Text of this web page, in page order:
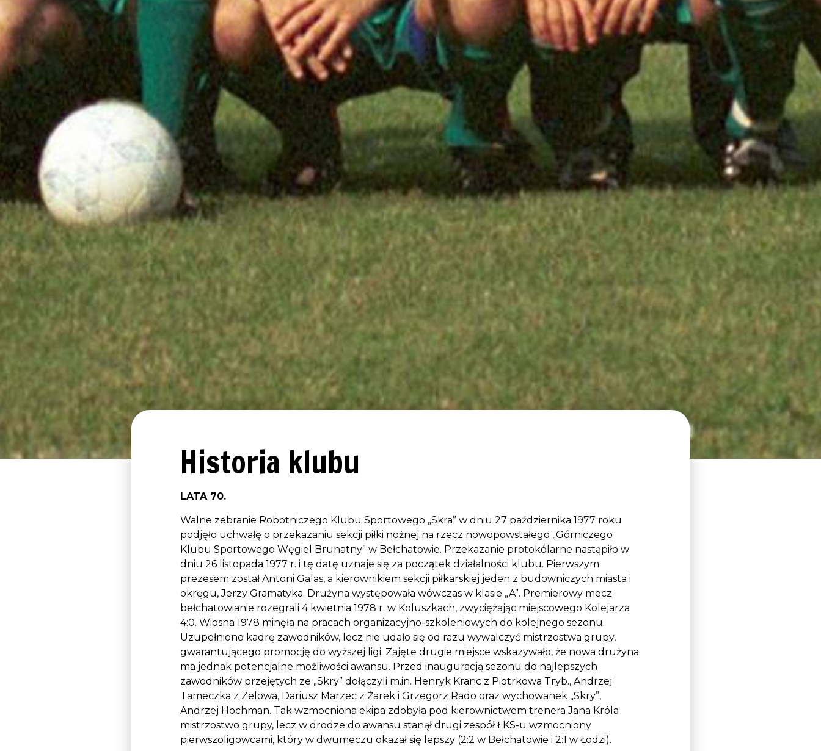
Historia klubu
LATA 70.
Walne zebranie Robotniczego Klubu Sportowego „Skra” w dniu 27 października 1977 roku
podjęło uchwałę o przekazaniu sekcji piłki nożnej na rzecz nowopowstałego „Górniczego
Klubu Sportowego Węgiel Brunatny” w Bełchatowie. Przekazanie protokólarne nastąpiło w
dniu 26 listopada 1977 r. i tę datę uznaje się za początek działalności klubu. Pierwszym
prezesem został Antoni Galas, a kierownikiem sekcji piłkarskiej jeden z budowniczych miasta i
okręgu, Jerzy Gramatyka. Drużyna występowała wówczas w klasie „A”. Premierowy mecz
bełchatowianie rozegrali 4 kwietnia 1978 r. w Koluszkach, zwyciężając miejscowego Kolejarza
4:0. Wiosna 1978 minęła na pracach organizacyjno-szkoleniowych do kolejnego sezonu.
Uzupełniono kadrę zawodników, lecz nie udało się od razu wywalczyć mistrzostwa grupy,
gwarantującego promocję do wyższej ligi. Zajęte drugie miejsce wskazywało, że nowa drużyna
ma jednak potencjalne możliwości awansu. Przed inauguracją sezonu do najlepszych
zawodników przejętych ze „Skry” dołączyli m.in. Henryk Kranc z Piotrkowa Tryb., Andrzej
Tameczka z Zelowa, Dariusz Marzec z Żarek i Grzegorz Rado oraz wychowanek „Skry”,
Andrzej Hochman. Tak wzmocniona ekipa zdobyła pod kierownictwem trenera Jana Króla
mistrzostwo grupy, lecz w drodze do awansu stanął drugi zespół ŁKS-u wzmocniony
pierwszoligowcami, który w dwumeczu okazał się lepszy (2:2 w Bełchatowie i 2:1 w Łodzi).